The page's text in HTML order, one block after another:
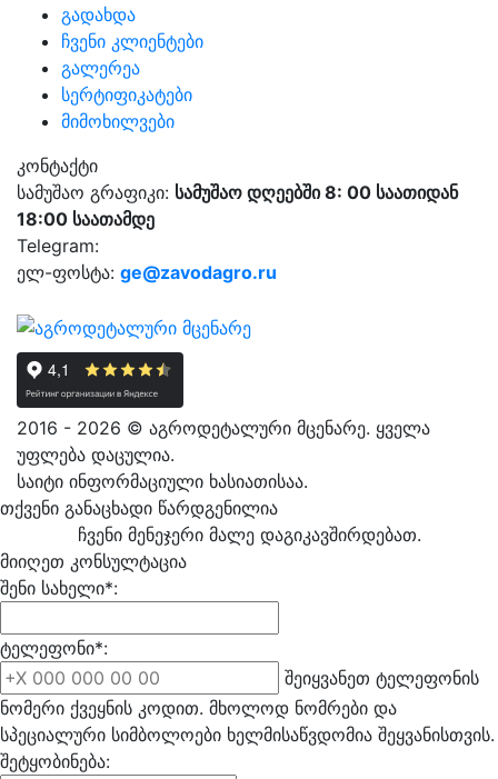
გადახდა
ჩვენი კლიენტები
გალერეა
სერტიფიკატები
მიმოხილვები
კონტაქტი
სამუშაო გრაფიკი: სამუშაო დღეებში 8: 00 საათიდან
18:00 საათამდე
Telegram:
ელ-ფოსტა: ge@zavodagro.ru
2016 - 2026 © აგროდეტალური მცენარე. ყველა
უფლება დაცულია.
საიტი ინფორმაციული ხასიათისაა.
თქვენი განაცხადი წარდგენილია
ჩვენი მენეჯერი მალე დაგიკავშირდებათ.
მიიღეთ კონსულტაცია
შენი სახელი*:
ტელეფონი*:
შეიყვანეთ ტელეფონის
ნომერი ქვეყნის კოდით. მხოლოდ ნომრები და
სპეციალური სიმბოლოები ხელმისაწვდომია შეყვანისთვის.
შეტყობინება: